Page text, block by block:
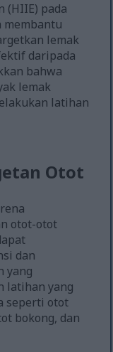
pada
lemak
daripada
bahwa
lemak
latihan
Otot
otot-otot
dan
yang
latihan yang
seperti otot
bokong, dan